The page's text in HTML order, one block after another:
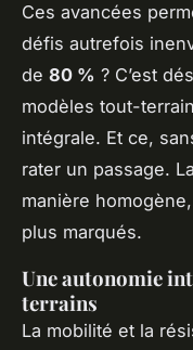
Ces avancées
défis autrefois
de 80 % ? C’est
modèles tout-
intégrale. Et ce,
rater un passage.
manière
plus marqués.
Une autonomie
terrains
La mobilité et la